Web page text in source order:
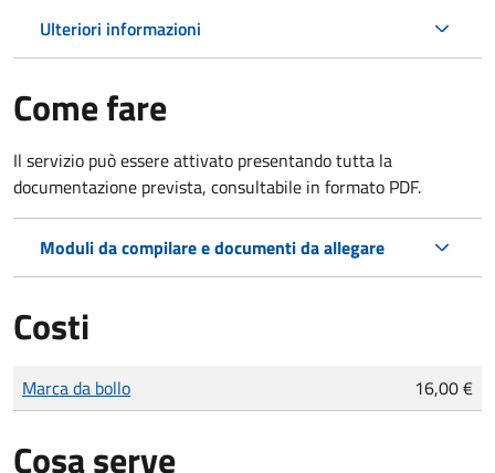
Ulteriori informazioni
Come fare
Il servizio può essere attivato presentando tutta la
documentazione prevista, consultabile in formato PDF.
Moduli da compilare e documenti da allegare
Costi
Tipo di pagamento
Importo
Marca da bollo 16,00 €
Cosa serve